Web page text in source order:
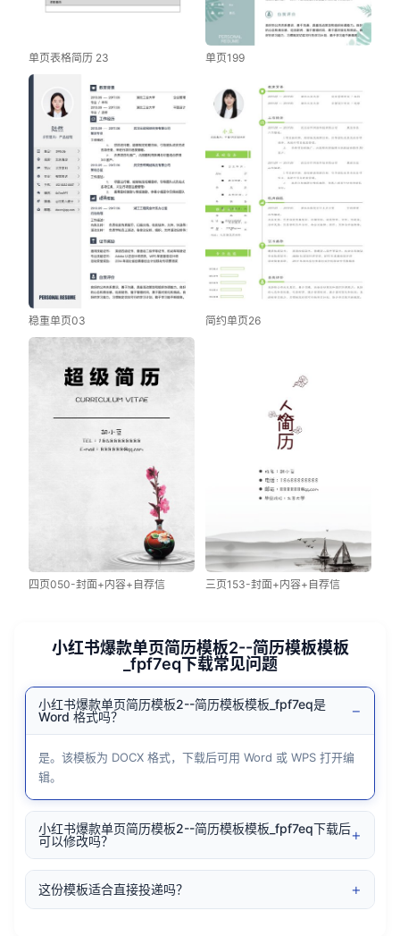
单页表格简历 23 单页199
稳重单页03 简约单页26
四页050-封面+内容+自荐信 三页153-封面+内容+自荐信
小红书爆款单页简历模板2--简历模板模板
_fpf7eq下载常见问题
小红书爆款单页简历模板2--简历模板模板_fpf7eq是
Word 格式吗？
−
是。该模板为 DOCX 格式，下载后可用 Word 或 WPS 打开编
辑。
小红书爆款单页简历模板2--简历模板模板_fpf7eq下载后
可以修改吗？
+
这份模板适合直接投递吗？ +